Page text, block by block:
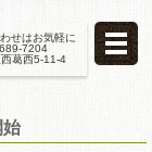
せはお気軽に
7204
葛西5-11-4